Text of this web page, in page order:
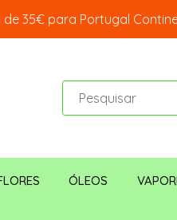
35€ para Portugal
ÓLEOS